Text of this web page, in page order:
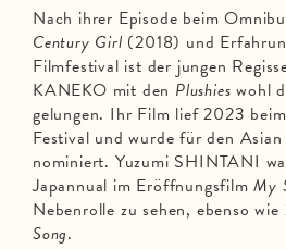
Nach ihrer Episode beim
Century Girl (2018) und
Filmfestival ist der jungen
KANEKO mit den Plushies wohl
gelungen. Ihr Film lief 2023
Festival und wurde für den
nominiert. Yuzumi SHINTANI
Japannual im EröffnungsfilmMy
Nebenrolle zu sehen, ebenso wie
Song.